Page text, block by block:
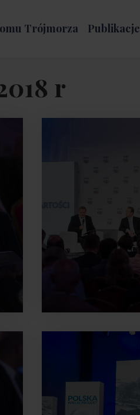
Trójmorza Publikacje
r